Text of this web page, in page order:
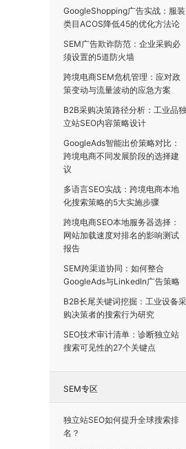
GoogleShopping广告实战：服装
类目ACOS降低45的优化方法论
SEM广告欺诈防范：企业采购必
须设置的5道防火墙
跨境电商SEM危机管理：应对政
策变动与流量波动的应急方案
B2B采购决策路径分析：工业品独
立站SEO内容策略设计
GoogleAds智能出价策略对比：
跨境电商不同发展阶段的选择建
议
多语言SEO实战：跨境电商本地
化搜索策略的5大实施步骤
跨境电商SEO本地服务器选择：
网站加载速度对排名的影响测试
报告
SEM跨渠道协同：如何整合
GoogleAds与LinkedIn广告策略
B2B长尾关键词挖掘：工业设备采
购决策者的搜索行为研究
SEO技术审计清单：诊断独立站
搜索可见性的27个关键点
SEM专区
独立站SEO如何提升全球搜索排
名？